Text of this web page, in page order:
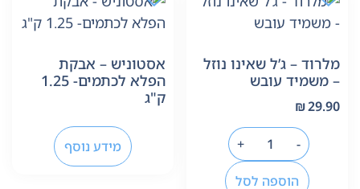
מלרוד – ג’ל שאינו נוזל
– משמיד עובש
₪29.90
-
+
הוספה לסל
אסטוניש – אבקת
הפלא לכתמים- 1.25
ק"ג
מידע נוסף